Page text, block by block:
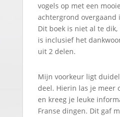
vogels op met een
achtergrond overgaand
Dit boek is niet al te
is inclusief het
uit 2 delen.
Mijn voorkeur ligt
deel. Hierin las je meer
en kreeg je leuke
Franse dingen. Dit gaf